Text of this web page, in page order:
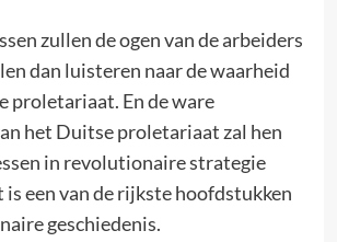
zullen de ogen van de arbeiders
dan luisteren naar de waarheid
proletariaat. En de ware
het Duitse proletariaat zal hen
in revolutionaire strategie
is een van de rijkste hoofdstukken
geschiedenis.